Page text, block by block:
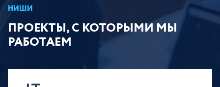
НИШИ
ПРОЕКТЫ, С КОТОРЫМИ МЫ
РАБОТАЕМ